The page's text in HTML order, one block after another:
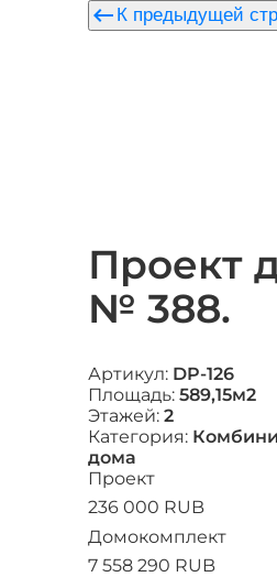
keyboard_backspace К предыдущей
Проект
№ 388.
Артикул: DP-126
Площадь: 589,15м2
Этажей: 2
Категория:
дома
Проект
236 000 RUB
Домокомплект
7 558 290 RUB